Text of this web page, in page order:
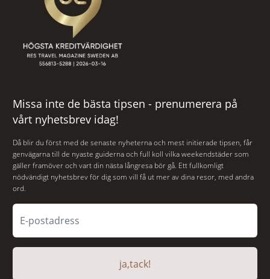
Missa inte de bästa tipsen - prenumerera på
vårt nyhetsbrev idag!
Då blir du först med de senaste nyheterna och mest initierade tipsen, får
genvägarna till de nyaste guiderna och full koll vilka weekendstäder som
gäller framöver och vart din nästa långresa bör gå. Ett fullkomligt
nödvändigt nyhetsbrev för dig som vill få ut mer av dina resor, med andra
ord.
ja,tack!